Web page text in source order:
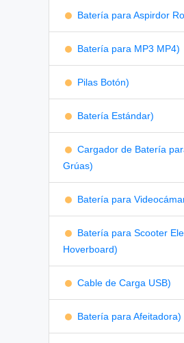
Batería para Aspirdor
Batería para MP3 MP4)
Pilas Botón)
Batería Estándar)
Cargador de Batería
Grúas)
Batería para
Batería para Scooter
Hoverboard)
Cable de Carga USB)
Batería para Afeitadora)